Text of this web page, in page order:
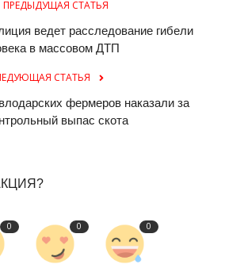
ПРЕДЫДУЩАЯ СТАТЬЯ
ведет расследование гибели
в массовом ДТП
СТАТЬЯ
фермеров наказали за
выпас скота
0 0 0